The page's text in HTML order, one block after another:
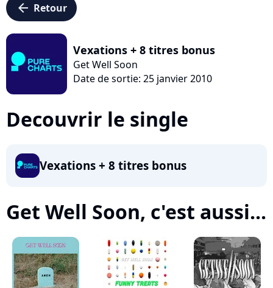
arrow_left Retour
Vexations + 8 titres bonus
Get Well Soon
Date de sortie: 25 janvier 2010
Decouvrir le single
Vexations + 8 titres bonus
Get Well Soon, c'est aussi...